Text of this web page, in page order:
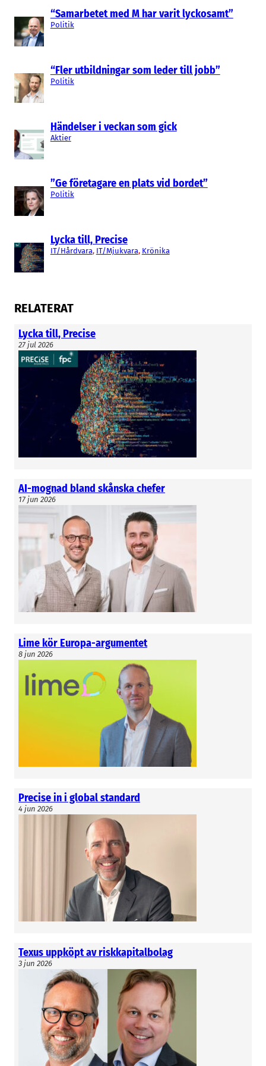
“Samarbetet med M har varit lyckosamt”
Politik
“Fler utbildningar som leder till jobb”
Politik
Händelser i veckan som gick
Aktier
”Ge företagare en plats vid bordet”
Politik
Lycka till, Precise
IT/Hårdvara, IT/Mjukvara, Krönika
RELATERAT
Lycka till, Precise
27 jul 2026
AI-mognad bland skånska chefer
17 jun 2026
Lime kör Europa-argumentet
8 jun 2026
Precise in i global standard
4 jun 2026
Texus uppköpt av riskkapitalbolag
3 jun 2026